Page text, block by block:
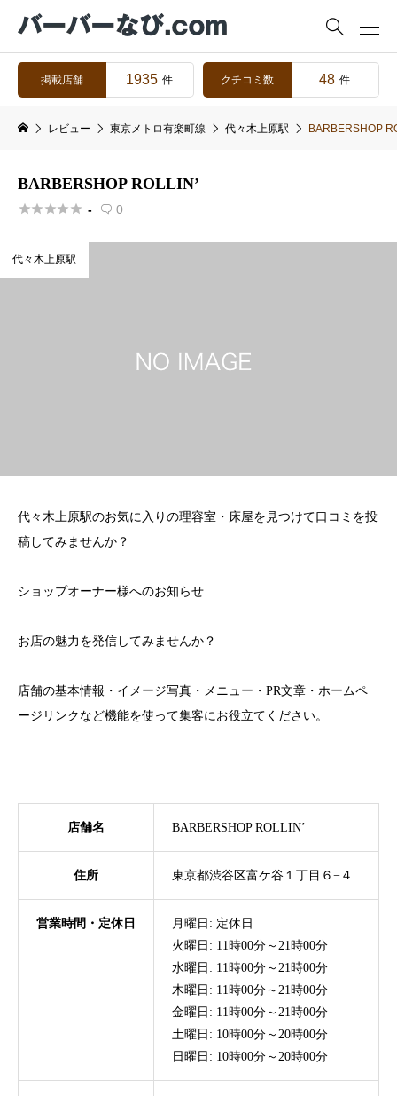

掲載店舗 1935 件 クチコミ数 48 件
レビュー 東京メトロ有楽町線 代々木上原駅 BARBERSHOP
BARBERSHOP ROLLIN’
 -  0
代々木上原駅
代々木上原駅のお気に入りの理容室・床屋を見つけて口コミを投
稿してみませんか？
ショップオーナー様へのお知らせ
お店の魅力を発信してみませんか？
店舗の基本情報・イメージ写真・メニュー・PR文章・ホームペ
ージリンクなど機能を使って集客にお役立てください。
店舗名 BARBERSHOP ROLLIN’
住所 東京都渋谷区富ケ谷１丁目６−４
営業時間・定休日
月曜日: 定休日
火曜日: 11時00分～21時00分
水曜日: 11時00分～21時00分
木曜日: 11時00分～21時00分
金曜日: 11時00分～21時00分
土曜日: 10時00分～20時00分
日曜日: 10時00分～20時00分